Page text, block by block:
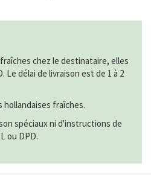
chez le destinataire, elles
Le délai de livraison est de 1 à 2
fraîches.
spéciaux ni d'instructions de
ou DPD.